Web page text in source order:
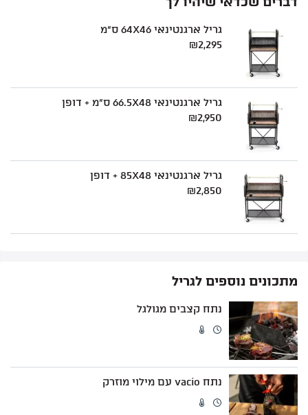
גריל ארגנטינאי 64X46 ס"מ
₪2,295
גריל ארגנטינאי 66.5X48 ס"מ + דופן
₪2,950
גריל ארגנטינאי 85X48 + דופן
₪2,850
מתכונים נוספים לגריל
נתח קצבים מגולגל
נתח vacio עם מילוי מוזרק